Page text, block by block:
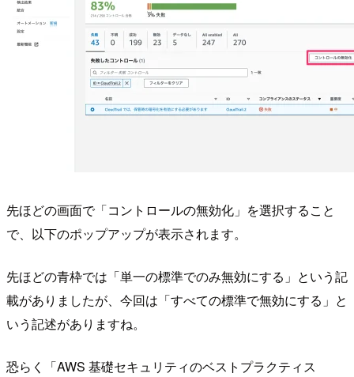
先ほどの画面で「コントロールの無効化」を選択すること
で、以下のポップアップが表示されます。
先ほどの青枠では「単一の標準でのみ無効にする」という記
載がありましたが、今回は「すべての標準で無効にする」と
いう記述がありますね。
恐らく「AWS 基礎セキュリティのベストプラクティス